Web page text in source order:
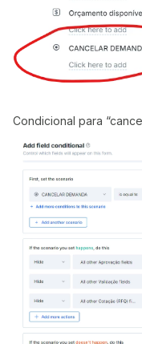
Condicional para